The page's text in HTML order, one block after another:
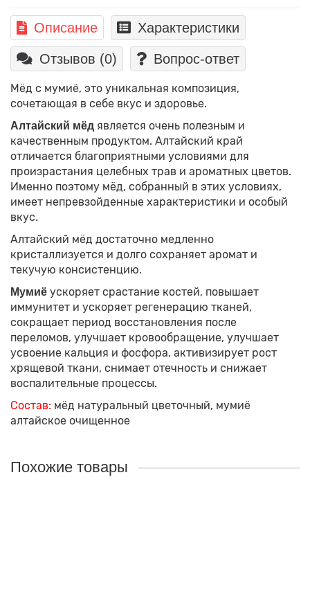
Описание Характеристики
Отзывов (0) Вопрос-ответ
Мёд с мумиё, это уникальная композиция,
сочетающая в себе вкус и здоровье.
Алтайский мёд является очень полезным и
качественным продуктом. Алтайский край
отличается благоприятными условиями для
произрастания целебных трав и ароматных цветов.
Именно поэтому мёд, собранный в этих условиях,
имеет непревзойденные характеристики и особый
вкус.
Алтайский мёд достаточно медленно
кристаллизуется и долго сохраняет аромат и
текучую консистенцию.
Мумиё ускоряет срастание костей, повышает
иммунитет и ускоряет регенерацию тканей,
сокращает период восстановления после
переломов, улучшает кровообращение, улучшает
усвоение кальция и фосфора, активизирует рост
хрящевой ткани, снимает отечность и снижает
воспалительные процессы.
Состав: мёд натуральный цветочный, мумиё
алтайское очищенное
Похожие товары